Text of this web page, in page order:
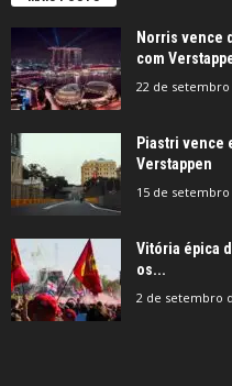
Norris vence
com
22 de setembro
Piastri vence
Verstappen
15 de setembro
Vitória épica
os...
2 de setembro